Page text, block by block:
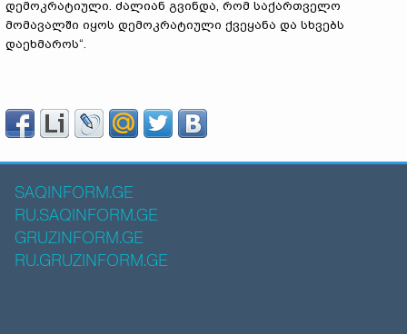
დემოკრატიული. ძალიან გვინდა, რომ საქართველო
მომავალში იყოს დემოკრატიული ქვეყანა და სხვებს
დაეხმაროს“.
SAQINFORM.GE
RU.SAQINFORM.GE
GRUZINFORM.GE
RU.GRUZINFORM.GE